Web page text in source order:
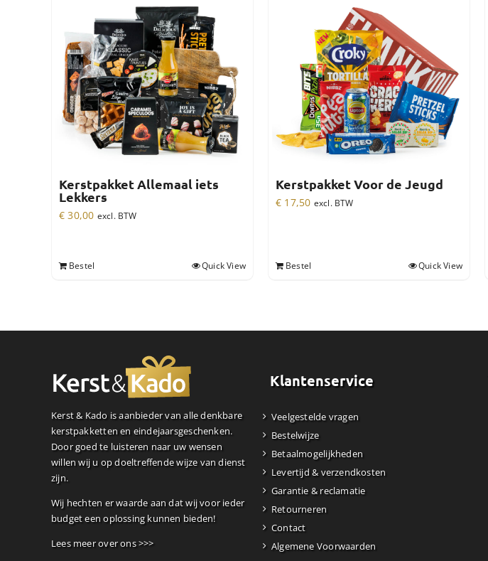
Kerstpakket Allemaal iets
Lekkers
€ 30,00 excl. BTW
Bestel Quick View
Kerstpakket Voor de Jeugd
€ 17,50 excl. BTW
Bestel Quick View
Kerst & Kado is aanbieder van alle denkbare
kerstpakketten en eindejaarsgeschenken.
Door goed te luisteren naar uw wensen
willen wij u op doeltreffende wijze van dienst
zijn.
Wij hechten er waarde aan dat wij voor ieder
budget een oplossing kunnen bieden!
Lees meer over ons >>>
Klantenservice
Veelgestelde vragen
Bestelwijze
Betaalmogelijkheden
Levertijd & verzendkosten
Garantie & reclamatie
Retourneren
Contact
Algemene Voorwaarden